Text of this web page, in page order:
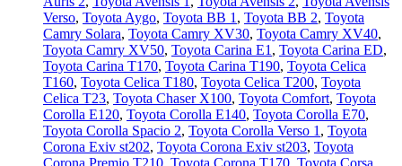
Verso, Toyota Aygo, Toyota BB 1 , Toyota BB 2, Toyota
Camry Solara, Toyota Camry XV30, Toyota Camry XV40,
Toyota Camry XV50, Toyota Carina E1 , Toyota Carina ED,
Toyota Carina T170, Toyota Carina T190, Toyota Celica
T160, Toyota Celica T180, Toyota Celica T200, Toyota
Celica T23, Toyota Chaser X100, Toyota Comfort, Toyota
Corolla E120, Toyota Corolla E140, Toyota Corolla E70,
Toyota Corolla Spacio 2, Toyota Corolla Verso 1 , Toyota
Corona Exiv st202, Toyota Corona Exiv st203, Toyota
Corona Premio T210, Toyota Corona T170, Toyota Corsa